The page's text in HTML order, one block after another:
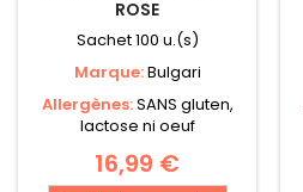
ROSE
Sachet 100 u.(s)
Marque:Bulgari
Allergènes:SANS gluten,
lactose ni oeuf
16,99 €